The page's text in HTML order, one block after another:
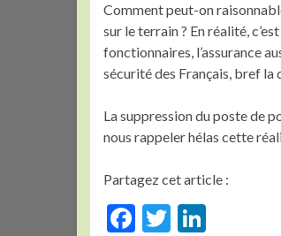
Comment peut-on
sur le terrain ? En réalité,
fonctionnaires, l’assurance
sécurité des Français, bref
La suppression du poste de
nous rappeler hélas cette
Partagez cet article :
F
T